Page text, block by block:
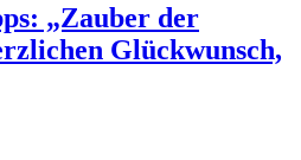
„Zauber der
Glückwunsch,